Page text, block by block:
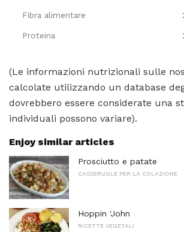
Fibra alimentare
Proteina
(Le informazioni nutrizionali sulle
calcolate utilizzando un database
dovrebbero essere considerate una
individuali possono variare).
Enjoy similar articles
Prosciutto e patate
CASSERUOLE PER LA COLAZIONE
Hoppin 'John
RICETTE VEGETALI